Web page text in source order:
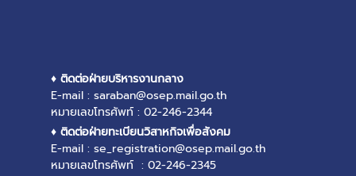
♦ ติดต่อฝ่ายบริหารงานกลาง
E-mail : saraban@osep.mail.go.th
หมายเลขโทรศัพท์ : 02-246-2344
♦ ติดต่อฝ่ายทะเบียนวิสาหกิจเพื่อสังคม
E-mail : se_registration@osep.mail.go.th
หมายเลขโทรศัพท์ : 02-246-2345